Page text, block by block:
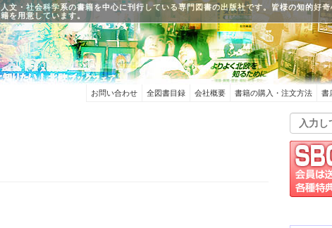
人文・社会科学系の書籍を中心に刊行している専門図書の出版社です。皆様の知的好
籍を用意しています。
お問い合わせ 全図書目録 会社概要 書籍の購入・注文方法 書